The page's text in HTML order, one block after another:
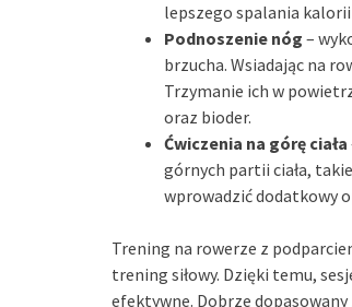
lepszego spalania
Podnoszenie nóg –
brzucha. Wsiadając na
Trzymanie ich w
oraz bioder.
Ćwiczenia na górę ciała
górnych partii ciała,
wprowadzić dodatkowy
Trening na rowerze z
trening siłowy. Dzięki temu,
efektywne. Dobrze